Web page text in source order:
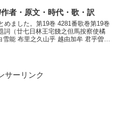
者・原文・時代・歌・訳
めました。第19巻 4281番歌巻第19巻
詞（廿七日林王宅餞之但馬按察使橘
能 布里之久山乎 越由加牟 君乎曽母
サーリンク